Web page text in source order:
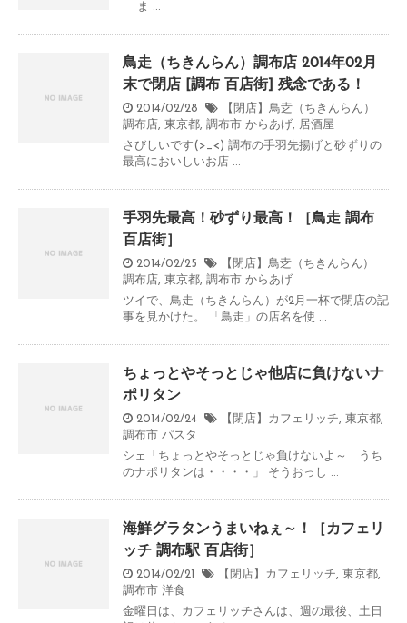
ま ...
鳥走（ちきんらん）調布店 2014年02月
末で閉店 [調布 百店街] 残念である！
2014/02/28
【閉店】鳥赱（ちきんらん）
調布店, 東京都, 調布市 からあげ, 居酒屋
さびしいです(>_<) 調布の手羽先揚げと砂ずりの
最高においしいお店 ...
手羽先最高！砂ずり最高！［鳥走 調布
百店街］
2014/02/25
【閉店】鳥赱（ちきんらん）
調布店, 東京都, 調布市 からあげ
ツイで、鳥走（ちきんらん）が2月一杯で閉店の記
事を見かけた。 「鳥走」の店名を使 ...
ちょっとやそっとじゃ他店に負けないナ
ポリタン
2014/02/24 【閉店】カフェリッチ, 東京都,
調布市 パスタ
シェ「ちょっとやそっとじゃ負けないよ～ うち
のナポリタンは・・・・」 そうおっし ...
海鮮グラタンうまいねぇ～！［カフェリ
ッチ 調布駅 百店街］
2014/02/21 【閉店】カフェリッチ, 東京都,
調布市 洋食
金曜日は、カフェリッチさんは、週の最後、土日